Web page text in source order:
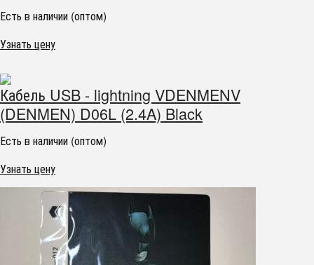
Есть в наличии (оптом)
Узнать цену
Кабель USB - lightning VDENMENV
(DENMEN) D06L (2.4A) Black
Есть в наличии (оптом)
Узнать цену